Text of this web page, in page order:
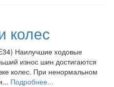
колес
Наилучшие ходовые
износ шин достигаются
колес. При ненормальном
Подробнее...